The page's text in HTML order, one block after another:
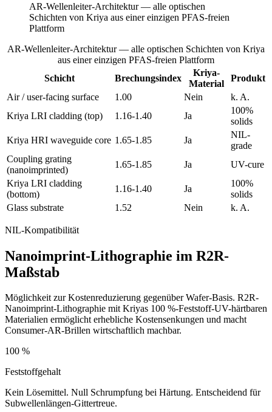
AR-Wellenleiter-Architektur — alle optischen
Schichten von Kriya aus einer einzigen PFAS-freien
Plattform
AR-Wellenleiter-Architektur — alle optischen Schichten von Kriya
aus einer einzigen PFAS-freien Plattform
Schicht
Brechungsindex
Kriya-
Material
Produkt
Air / user-facing surface
1.00 Nein
k. A.
Kriya LRI cladding (top)
1.16-1.40 Ja
100%
solids
Kriya HRI waveguide core 1.65-1.85 Ja
NIL-
grade
Coupling grating
(nanoimprinted)
1.65-1.85 Ja
UV-cure
Kriya LRI cladding
(bottom)
1.16-1.40 Ja
100%
solids
Glass substrate
1.52 Nein k. A.
NIL-Kompatibilität
Nanoimprint-Lithographie im R2R-
Maßstab
Möglichkeit zur Kostenreduzierung gegenüber Wafer-Basis. R2R-
Nanoimprint-Lithographie mit Kriyas 100 %-Feststoff-UV-härtbaren
Materialien ermöglicht erhebliche Kostensenkungen und macht
Consumer-AR-Brillen wirtschaftlich machbar.
100 %
Feststoffgehalt
Kein Lösemittel. Null Schrumpfung bei Härtung. Entscheidend für
Subwellenlängen-Gittertreue.